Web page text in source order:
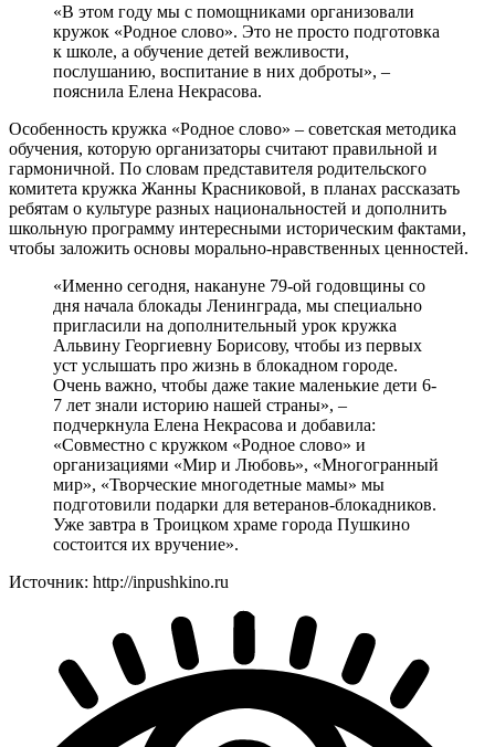
«В этом году мы с помощниками организовали
кружок «Родное слово». Это не просто подготовка
к школе, а обучение детей вежливости,
послушанию, воспитание в них доброты», –
пояснила Елена Некрасова.
Особенность кружка «Родное слово» – советская методика
обучения, которую организаторы считают правильной и
гармоничной. По словам представителя родительского
комитета кружка Жанны Красниковой, в планах рассказать
ребятам о культуре разных национальностей и дополнить
школьную программу интересными историческим фактами,
чтобы заложить основы морально-нравственных ценностей.
«Именно сегодня, накануне 79-ой годовщины со
дня начала блокады Ленинграда, мы специально
пригласили на дополнительный урок кружка
Альвину Георгиевну Борисову, чтобы из первых
уст услышать про жизнь в блокадном городе.
Очень важно, чтобы даже такие маленькие дети 6-
7 лет знали историю нашей страны», –
подчеркнула Елена Некрасова и добавила:
«Совместно с кружком «Родное слово» и
организациями «Мир и Любовь», «Многогранный
мир», «Творческие многодетные мамы» мы
подготовили подарки для ветеранов-блокадников.
Уже завтра в Троицком храме города Пушкино
состоится их вручение».
Источник: http://inpushkino.ru